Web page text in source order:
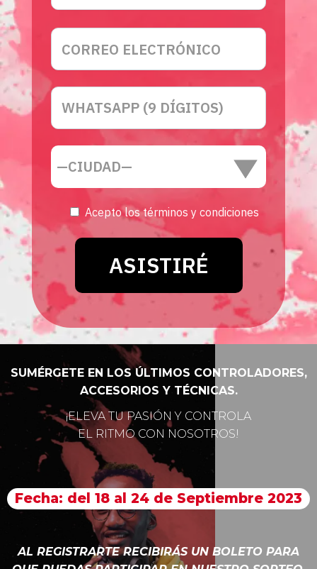
Acepto los términos y condiciones
SUMÉRGETE EN LOS ÚLTIMOS CONTROLADORES,
ACCESORIOS Y TÉCNICAS.
¡ELEVA TU PASIÓN Y CONTROLA
EL RITMO CON NOSOTROS!
Fecha: del 18 al 24 de Septiembre 2023
AL REGISTRARTE RECIBIRÁS UN BOLETO PARA